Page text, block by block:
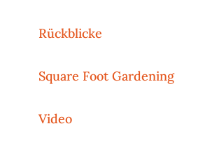
Rückblicke
Square Foot Gardening
Video